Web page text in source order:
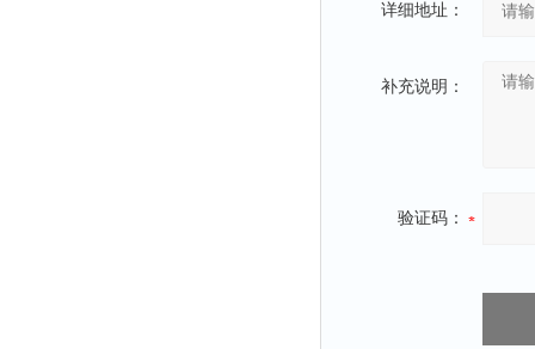
详细地址：
补充说明：
验证码：